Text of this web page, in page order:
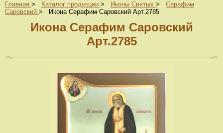
Главная > Каталог продукции > Иконы Святых >
Серафим
Саровский > Икона Серафим Саровский Арт.2785
Икона Серафим Саровский
Арт.2785